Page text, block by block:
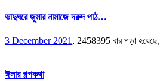
ভাদুঘরে জুমার নামাজে দরুদ পাঠ…
3 December 2021 , 2458395 বার পড়া হয়েছে,
ঈলার গল্পকথা